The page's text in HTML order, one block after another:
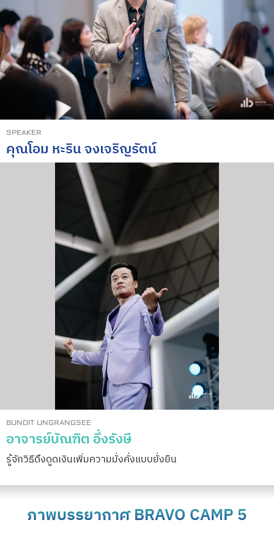
SPEAKER
คุณโอม หะริน จงเจริญรัตน์
BUNDIT UNGRANGSEE
อาจารย์บัณฑิต อึ้งรังษี
รู้จักวิธีดึงดูดเงินเพิ่มความมั่งคั่งแบบยั่งยืน
ภาพบรรยากาศ BRAVO CAMP 5